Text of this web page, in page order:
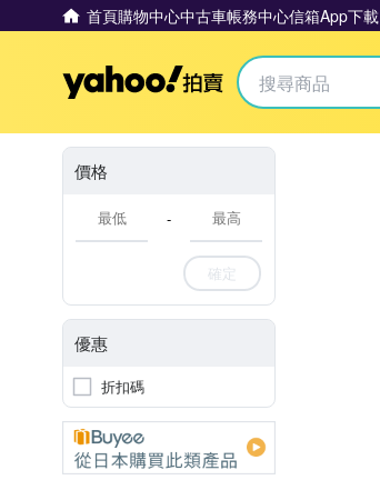
首頁購物中心中古車帳務中心信箱App下載
Yahoo拍賣
價格
-
確定
優惠
折扣碼